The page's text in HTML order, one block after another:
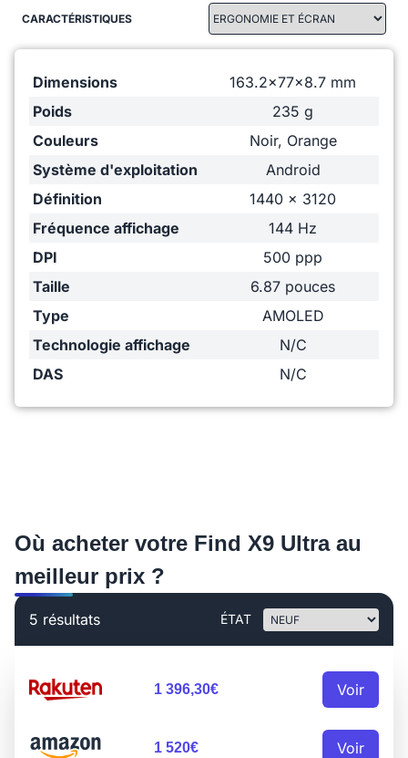
CARACTÉRISTIQUES
Dimensions
163.2x77x8.7 mm
Poids
235 g
Couleurs
Noir, Orange
Système d'exploitation
Android
Définition
1440 x 3120
Fréquence affichage
144 Hz
DPI
500 ppp
Taille
6.87 pouces
Type
AMOLED
Technologie affichage
N/C
DAS
N/C
Où acheter votre Find X9 Ultra au
meilleur prix ?
5 résultats ÉTAT
1 396,30€ Voir
1 520€ Voir